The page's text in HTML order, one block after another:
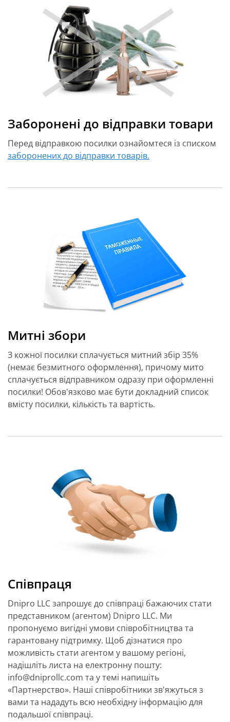
Заборонені до відправки товари
Перед відправкою посилки ознайомтеся із списком
заборонених до відправки товарів.
Митні збори
З кожної посилки сплачується митний збір 35%
(немає безмитного оформлення), причому мито
сплачується відправником одразу при оформленні
посилки! Обов'язково має бути докладний список
вмісту посилки, кількість та вартість.
Співпраця
Dnipro LLC запрошує до співпраці бажаючих стати
представником (агентом) Dnipro LLC. Ми
пропонуємо вигідні умови співробітництва та
гарантовану підтримку. Щоб дізнатися про
можливість стати агентом у вашому регіоні,
надішліть листа на електронну пошту:
info@dniprollc.com та у темі напишіть
«Партнерство». Наші співробітники зв'яжуться з
вами та нададуть всю необхідну інформацію для
подальшої співпраці.